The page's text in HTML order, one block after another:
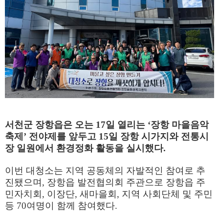
서천군 장항읍은 오는 17일 열리는 ‘장항 마을음악
축제 ’ 전야제를 앞두고 15일 장항 시가지와 전통시
장 일원에서 환경정화 활동을 실시했다.
이번 대청소는 지역 공동체의 자발적인 참여로 추
진됐으며 , 장항읍 발전협의회 주관으로 장항읍 주
민자치회 , 이장단, 새마을회 , 지역 사회단체 및 주민
등 70여명이 함께 참여했다.